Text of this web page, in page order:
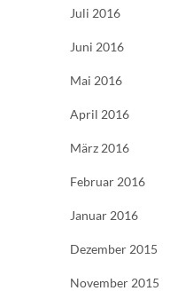
Juli 2016
Juni 2016
Mai 2016
April 2016
März 2016
Februar 2016
Januar 2016
Dezember 2015
November 2015